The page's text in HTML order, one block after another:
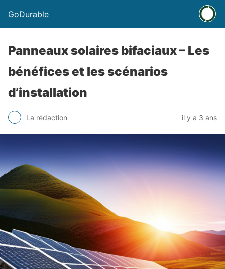
GoDurable
Panneaux solaires bifaciaux – Les
bénéfices et les scénarios
d’installation
La rédaction il y a 3 ans